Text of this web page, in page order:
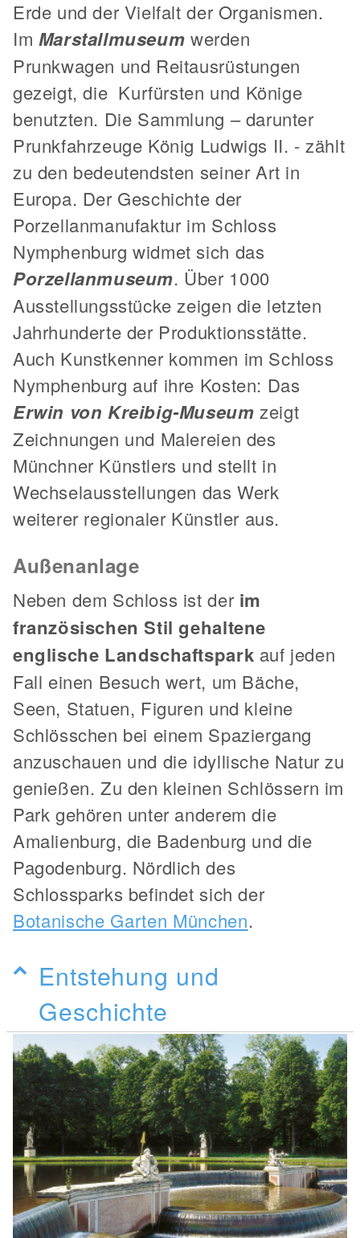
Erde und der Vielfalt der Organismen.
Im Marstallmuseum werden
Prunkwagen und Reitausrüstungen
gezeigt, die Kurfürsten und Könige
benutzten. Die Sammlung – darunter
Prunkfahrzeuge König Ludwigs II. - zählt
zu den bedeutendsten seiner Art in
Europa. Der Geschichte der
Porzellanmanufaktur im Schloss
Nymphenburg widmet sich das
Porzellanmuseum. Über 1000
Ausstellungsstücke zeigen die letzten
Jahrhunderte der Produktionsstätte.
Auch Kunstkenner kommen im Schloss
Nymphenburg auf ihre Kosten: Das
Erwin von Kreibig-Museum zeigt
Zeichnungen und Malereien des
Münchner Künstlers und stellt in
Wechselausstellungen das Werk
weiterer regionaler Künstler aus.
Außenanlage
Neben dem Schloss ist der im
französischen Stil gehaltene
englische Landschaftspark auf jeden
Fall einen Besuch wert, um Bäche,
Seen, Statuen, Figuren und kleine
Schlösschen bei einem Spaziergang
anzuschauen und die idyllische Natur zu
genießen. Zu den kleinen Schlössern im
Park gehören unter anderem die
Amalienburg, die Badenburg und die
Pagodenburg. Nördlich des
Schlossparks befindet sich der
Botanische Garten München.
Entstehung und
Geschichte